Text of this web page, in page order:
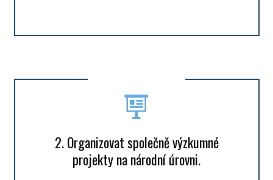
2. Organizovat společně výzkumné
projekty na národní úrovni.